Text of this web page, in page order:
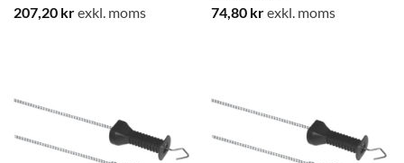
207,20 krexkl. moms 74,80 krexkl. moms